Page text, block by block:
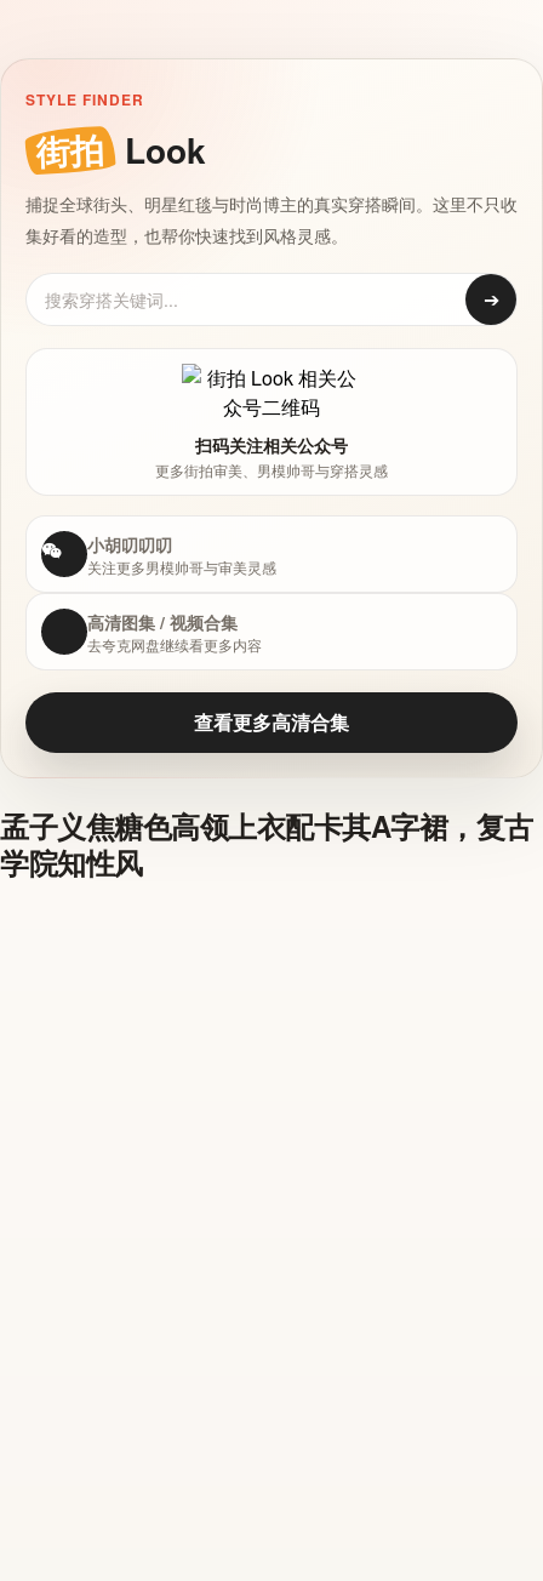
STYLE FINDER
街拍 Look
捕捉全球街头、明星红毯与时尚博主的真实穿搭瞬间。这里不只收
集好看的造型，也帮你快速找到风格灵感。
➔
扫码关注相关公众号
更多街拍审美、男模帅哥与穿搭灵感
小胡叨叨叨
关注更多男模帅哥与审美灵感
高清图集 / 视频合集
去夸克网盘继续看更多内容
查看更多高清合集
孟子义焦糖色高领上衣配卡其A字裙，复古
学院知性风